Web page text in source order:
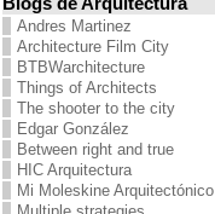
Andres Martinez
Architecture Film City
BTBWarchitecture
Things of Architects
The shooter to the city
Edgar González
Between right and true
HIC Arquitectura
Mi Moleskine Arquitectónico